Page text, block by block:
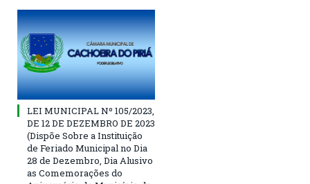
LEI MUNICIPAL Nº 105/2023,
DE 12 DE DEZEMBRO DE 2023
(Dispõe Sobre a Instituição
de Feriado Municipal no Dia
28 de Dezembro, Dia Alusivo
as Comemorações do